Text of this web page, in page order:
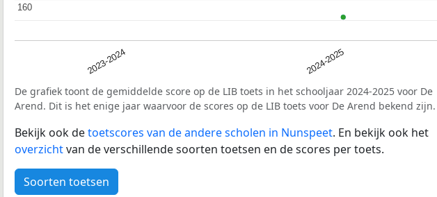
2023-2024 2024-2025
160
160
De grafiek toont de gemiddelde score op de LIB toets in het schooljaar 2024-2025 voor De
Arend. Dit is het enige jaar waarvoor de scores op de LIB toets voor De Arend bekend zijn.
Bekijk ook detoetscores van de andere scholen in Nunspeet. En bekijk ook het
overzichtvan de verschillende soorten toetsen en de scores per toets.
Soorten toetsen